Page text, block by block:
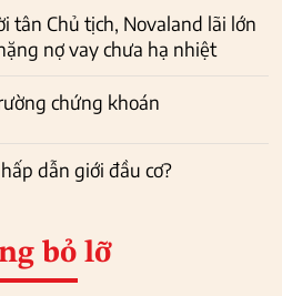
tân Chủ tịch, Novaland lãi lớn
nợ vay chưa hạ nhiệt
chứng khoán
dẫn giới đầu cơ?
bỏ lỡ